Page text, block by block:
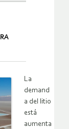
La
demand
a del litio
está
aumenta